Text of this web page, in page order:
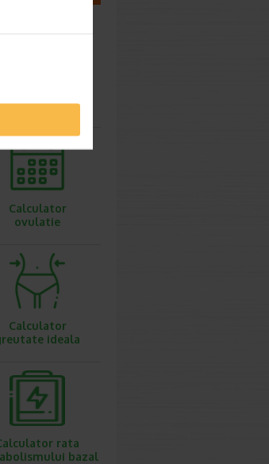
sarcina
Calculator
ovulatie
Calculator
ideala
rata
bazal